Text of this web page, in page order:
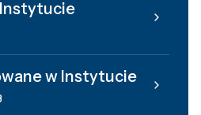
w Instytucie